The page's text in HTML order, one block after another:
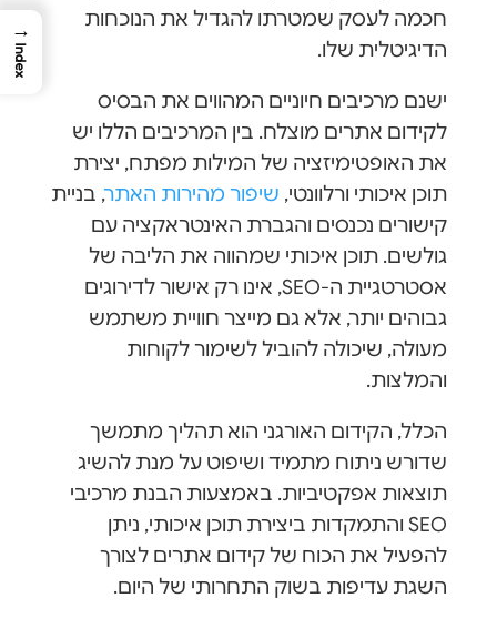
חכמה לעסק שמטרתו להגדיל את הנוכחות
הדיגיטלית שלו.
ישנם מרכיבים חיוניים המהווים את הבסיס
לקידום אתרים מוצלח. בין המרכיבים הללו יש
את האופטימיזציה של המילות מפתח, יצירת
תוכן איכותי ורלוונטי, שיפור מהירות האתר, בניית
קישורים נכנסים והגברת האינטראקציה עם
גולשים. תוכן איכותי שמהווה את הליבה של
אסטרטגיית ה-SEO, אינו רק אישור לדירוגים
גבוהים יותר, אלא גם מייצר חוויית משתמש
מעולה, שיכולה להוביל לשימור לקוחות
והמלצות.
הכלל, הקידום האורגני הוא תהליך מתמשך
שדורש ניתוח מתמיד ושיפוט על מנת להשיג
תוצאות אפקטיביות. באמצעות הבנת מרכיבי
SEO והתמקדות ביצירת תוכן איכותי, ניתן
להפעיל את הכוח של קידום אתרים לצורך
השגת עדיפות בשוק התחרותי של היום.
→
Index